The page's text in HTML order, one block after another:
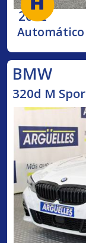
2002
Automático
BMW
320d M